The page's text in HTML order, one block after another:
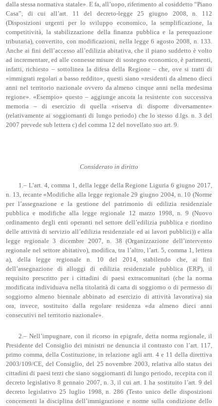
dalla stessa normativa statale». E fa, all’uopo, riferimento al cosiddetto “Piano
Casa”, di cui all’art. 11 del decreto-legge 25 giugno 2008, n. 112
(Disposizioni urgenti per lo sviluppo economico, la semplificazione, la
competitività, la stabilizzazione della finanza pubblica e la perequazione
tributaria), convertito, con modificazioni, nella legge 6 agosto 2008, n. 133.
Anche ai fini dell’accesso all’edilizia abitativa, che il piano suddetto è volto
ad incrementare, ed alle connesse misure di sostegno economico, è parimenti,
infatti, richiesto – sottolinea la difesa della Regione – che, ove si tratti di
«immigrati regolari a basso reddito», questi siano «residenti da almeno dieci
anni nel territorio nazionale ovvero da almeno cinque anni nella medesima
regione». «Esempio» questo – aggiunge ancora la resistente con successiva
memoria – di esercizio di quella «riserva di disporre diversamente»
(relativamente ai soggiornanti di lungo periodo) che lo stesso d.lgs. n. 3 del
2007 prevede sub lettera c) del comma 12 del novellato suo art. 9.
Considerato in diritto
1.– L’art. 4, comma 1, della legge della Regione Liguria 6 giugno 2017,
n. 13, recante «Modifiche alla legge regionale 29 giugno 2004, n. 10 (Norme
per l’assegnazione e la gestione del patrimonio di edilizia residenziale
pubblica e modifiche alla legge regionale 12 marzo 1998, n. 9 (Nuovo
ordinamento degli enti operanti nel settore dell’edilizia pubblica e riordino
delle attività di servizio all’edilizia residenziale ed ai lavori pubblici)) e alla
legge regionale 3 dicembre 2007, n. 38 (Organizzazione dell’intervento
regionale nel settore abitativo), modifica, tra l’altro, l’art. 5, comma 1, lettera
a), della legge regionale n. 10 del 2014, stabilendo che, ai fini
dell’assegnazione di alloggi di edilizia residenziale pubblica (ERP), il
requisito prescritto per i cittadini di paesi extracomunitari (che la norma
modificata individuava nella titolarità di carta di soggiorno o di permesso di
soggiorno almeno biennale abbinato ad esercizio di attività lavorativa) sia
ora, invece, sostituito dalla regolare residenza «da almeno dieci anni
consecutivi nel territorio nazionale».
2.– Nell’impugnare, con il ricorso in epigrafe, detta norma regionale, il
Presidente del Consiglio dei ministri ne denuncia il contrasto con l’art. 117,
primo comma, della Costituzione, in relazione agli artt. 4 e 11 della direttiva
2003/109/CE, del Consiglio, del 25 novembre 2003, relativa allo status dei
cittadini di paesi terzi che siano soggiornanti di lungo periodo, recepita con il
decreto legislativo 8 gennaio 2007, n. 3, il cui art. 1 ha sostituito l’art. 9 del
decreto legislativo 25 luglio 1998, n. 286 (Testo unico delle disposizioni
concernenti la disciplina dell’immigrazione e norme sulla condizione dello